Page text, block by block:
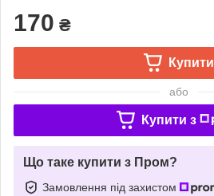
170 ₴
Купити
або
Купити з
Що таке купити з Пром?
Замовлення під захистом